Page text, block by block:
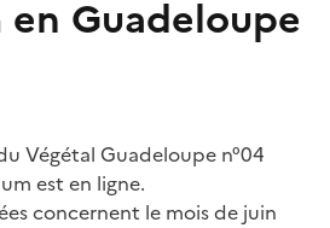
Guadeloupe
Végétal Guadeloupe n°04
est en ligne.
concernent le mois de juin